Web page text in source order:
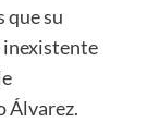
que su
Álvarez.